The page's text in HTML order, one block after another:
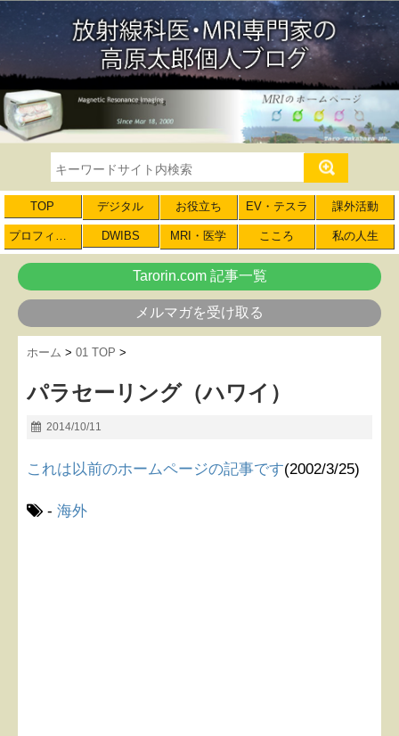
TOP デジタル お役立ち EV・テスラ 課外活動
プロフィール DWIBS MRI・医学 こころ 私の人生
Tarorin.com 記事一覧
メルマガを受け取る
ホーム > 01 TOP >
パラセーリング（ハワイ）
2014/10/11
これは以前のホームページの記事です(2002/3/25)
- 海外